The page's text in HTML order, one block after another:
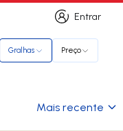
Entrar
Entrar
Gralhas Preço
Mais recente